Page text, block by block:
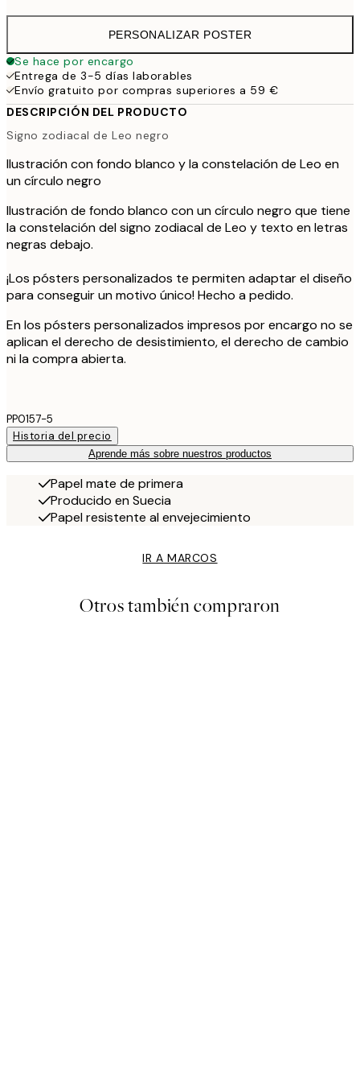
PERSONALIZAR POSTER
Se hace por encargo
Entrega de 3-5 días laborables
Envío gratuito por compras superiores a 59 €
DESCRIPCIÓN DEL PRODUCTO
Signo zodiacal de Leo negro
Ilustración con fondo blanco y la constelación de Leo en
un círculo negro
Ilustración de fondo blanco con un círculo negro que tiene
la constelación del signo zodiacal de Leo y texto en letras
negras debajo.
¡Los pósters personalizados te permiten adaptar el diseño
para conseguir un motivo único! Hecho a pedido.
En los pósters personalizados impresos por encargo no se
aplican el derecho de desistimiento, el derecho de cambio
ni la compra abierta.
PP0157-5
Historia del precio
Aprende más sobre nuestros productos
Papel mate de primera
Producido en Suecia
Papel resistente al envejecimiento
IR A MARCOS
Otros también compraron